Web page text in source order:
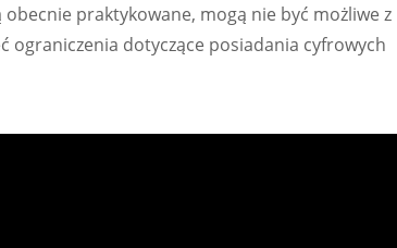
praktykowane, mogą nie być możliwe z
ograniczenia dotyczące posiadania cyfrowych